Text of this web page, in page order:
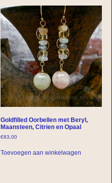
Goldfilled Oorbellen met Beryl,
Maansteen, Citrien en Opaal
€83,00
Toevoegen aan winkelwagen